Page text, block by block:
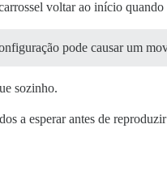
voltar ao início quando
pode causar um
sozinho.
a esperar antes de